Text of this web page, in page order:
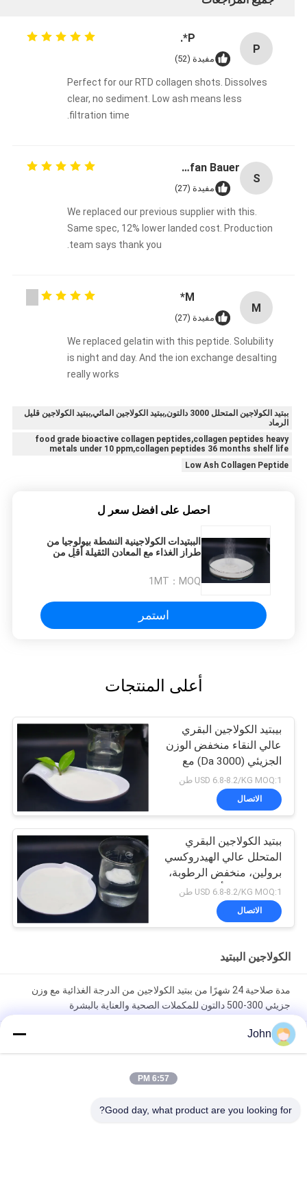
P
P*.
مفيدة (52)
Perfect for our RTD collagen shots. Dissolves
clear, no sediment. Low ash means less
filtration time.
S
Stefan Bauer
مفيدة (27)
We replaced our previous supplier with this.
Same spec, 12% lower landed cost. Production
team says thank you.
M
M*
مفيدة (27)
We replaced gelatin with this peptide. Solubility
is night and day. And the ion exchange desalting
really works
ببتيد الكولاجين المتحلل 3000 دالتون,ببتيد الكولاجين المائي,ببتيد الكولاجين قليل
الرماد
food grade bioactive collagen peptides,collagen peptides heavy
metals under 10 ppm,collagen peptides 36 months shelf life
Low Ash Collagen Peptide
احصل على افضل سعر ل
الببتيدات الكولاجينية النشطة بيولوجيا من
طراز الغذاء مع المعادن الثقيلة أقل من
المكملات التجميلية والصحية
MOQ：
1MT
استمر
أعلى المنتجات
بيبتيد الكولاجين البقري
عالي النقاء منخفض الوزن
الجزيئي (3000 Da) مع
9.86% هيدروكسي برولين
للتطبيقات الغذائية والدوائية
USD 6.8-8.2/KG MOQ:1 طن
الاتصال
ببتيد الكولاجين البقري
المتحلل عالي الهيدروكسي
برولين، منخفض الرطوبة،
ووزن جزيئي أقل من 3000
دالتون للتطبيقات الصناعية
والغذائية
USD 6.8-8.2/KG MOQ:1 طن
الاتصال
الكولاجين الببتيد
مدة صلاحية 24 شهرًا من ببتيد الكولاجين من الدرجة الغذائية مع وزن
جزيئي 300-500 دالتون للمكملات الصحية والعناية بالبشرة
الببتيدات الكولاجينية النشطة بيولوجيا من طراز الغذاء مع المعادن الثقيلة
أقل من 10 جزء في المئة و 36 شهرًا من أجل المكملات التجميلية
24 شهرا للتطبيقات الغذائية والجملية
John
6:57 PM
Good day, what product are you looking for?